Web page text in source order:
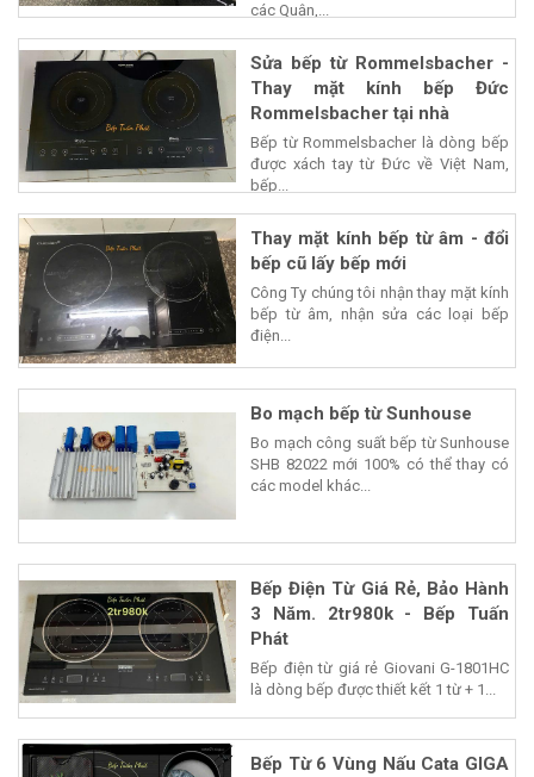
các Quận,...
Sửa bếp từ Rommelsbacher -
Thay mặt kính bếp Đức
Rommelsbacher tại nhà
Bếp từ Rommelsbacher là dòng bếp
được xách tay từ Đức về Việt Nam,
bếp...
Thay mặt kính bếp từ âm - đổi
bếp cũ lấy bếp mới
Công Ty chúng tôi nhận thay mặt kính
bếp từ âm, nhận sửa các loại bếp
điện...
Bo mạch bếp từ Sunhouse
Bo mạch công suất bếp từ Sunhouse
SHB 82022 mới 100% có thể thay có
các model khác...
Bếp Điện Từ Giá Rẻ, Bảo Hành
3 Năm. 2tr980k - Bếp Tuấn
Phát
Bếp điện từ giá rẻ Giovani G-1801HC
là dòng bếp được thiết kết 1 từ + 1...
Bếp Từ 6 Vùng Nấu Cata GIGA